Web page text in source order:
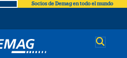
Socios de Demag en todo el mundo